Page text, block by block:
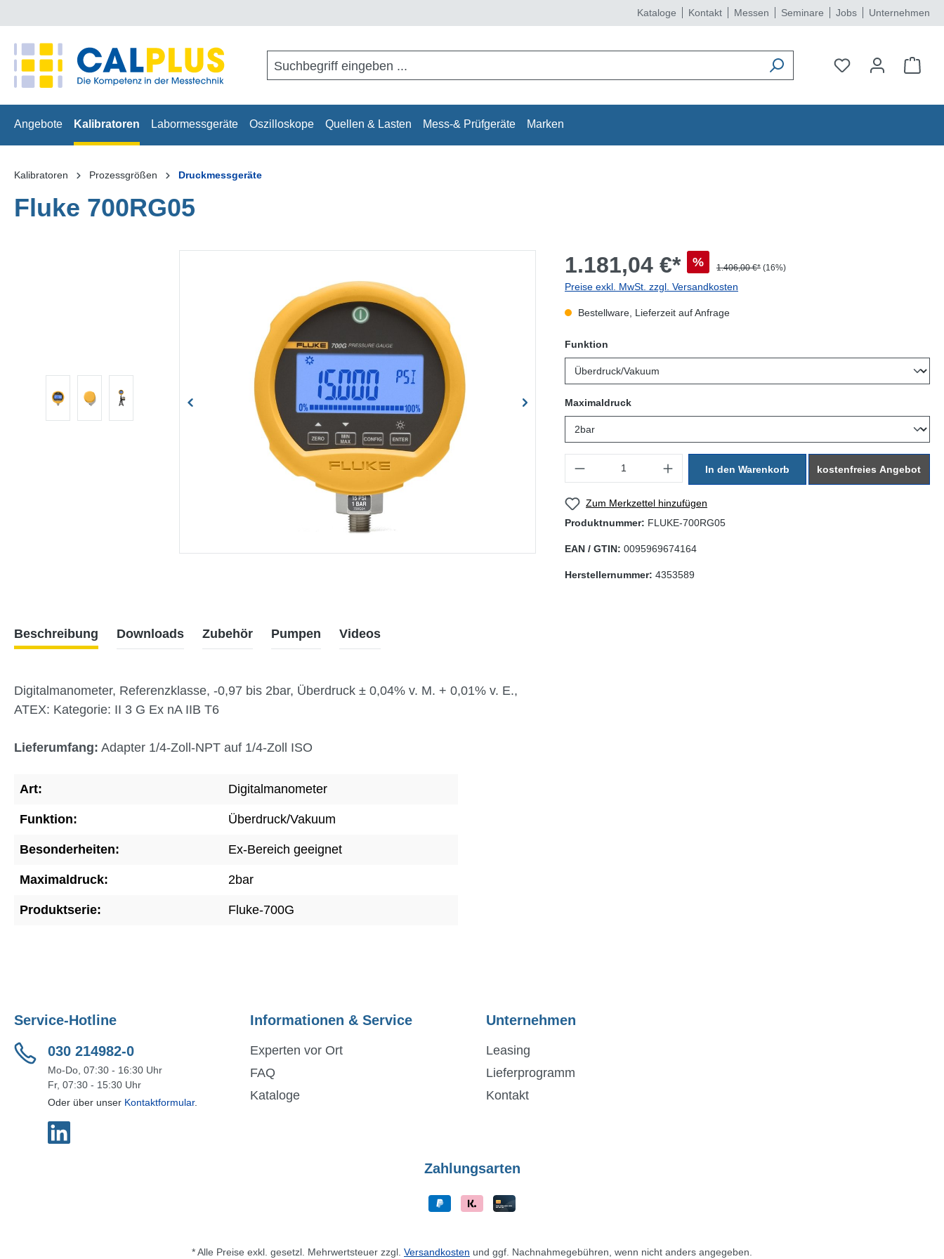
Kataloge Kontakt Messen Seminare Jobs Unternehmen
Angebote Kalibratoren Labormessgeräte Oszilloskope Quellen & Lasten Mess-& Prüfgeräte Marken
Kalibratoren Prozessgrößen Druckmessgeräte
Fluke 700RG05
1.181,04 €* % 1.406,00 €* (16%)
Preise exkl. MwSt. zzgl. Versandkosten
Bestellware, Lieferzeit auf Anfrage
Funktion
Maximaldruckauswählen
In den Warenkorb
kostenfreies Angebot
Zum Merkzettel hinzufügen
Produktnummer: FLUKE-700RG05
EAN / GTIN: 0095969674164
Herstellernummer: 4353589
Beschreibung Downloads Zubehör Pumpen Videos
Digitalmanometer, Referenzklasse, -0,97 bis 2bar, Überdruck ± 0,04% v. M. + 0,01% v. E.,
ATEX: Kategorie: II 3 G Ex nA IIB T6
Lieferumfang: Adapter 1/4-Zoll-NPT auf 1/4-Zoll ISO
Art: Digitalmanometer
Funktion: Überdruck/Vakuum
Besonderheiten: Ex-Bereich geeignet
Maximaldruck: 2bar
Produktserie: Fluke-700G
Service-Hotline
030 214982-0
Mo-Do, 07:30 - 16:30 Uhr
Fr, 07:30 - 15:30 Uhr
Oder über unser Kontaktformular.
Informationen & Service
Experten vor Ort
FAQ
Kataloge
Unternehmen
Leasing
Lieferprogramm
Kontakt
Zahlungsarten
* Alle Preise exkl. gesetzl. Mehrwertsteuer zzgl. Versandkosten und ggf. Nachnahmegebühren, wenn nicht anders angegeben.